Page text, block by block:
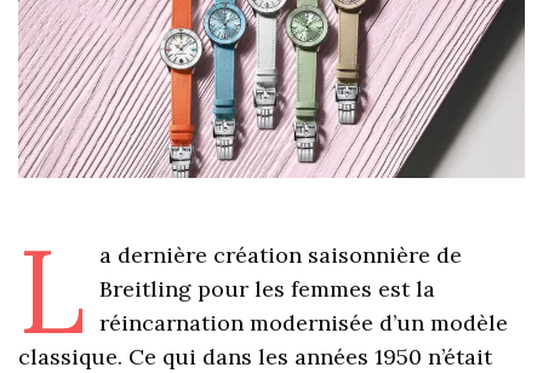
L
a dernière création saisonnière de
Breitling pour les femmes est la
réincarnation modernisée d’un modèle
classique. Ce qui dans les années 1950 n’était